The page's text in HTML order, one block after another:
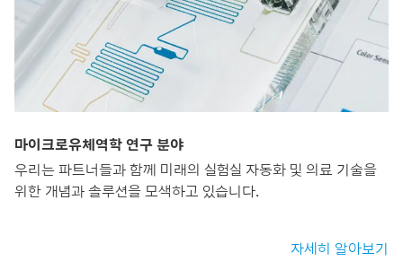
마이크로유체역학 연구 분야
우리는 파트너들과 함께 미래의 실험실 자동화 및 의료 기술을
위한 개념과 솔루션을 모색하고 있습니다.
자세히 알아보기